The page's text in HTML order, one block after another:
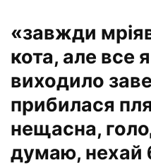
«завжди
кота, але все
виходило
прибилася
нещасна,
думаю, нехай